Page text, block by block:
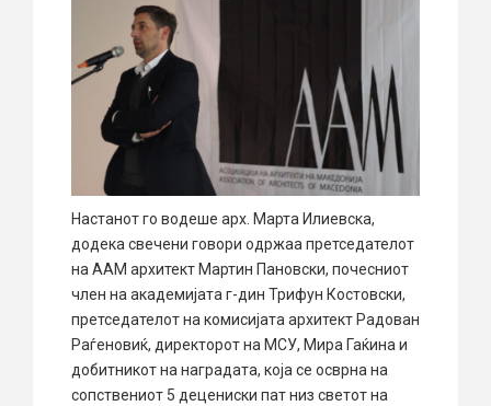
Настанот го водеше арх. Марта Илиевска,
додека свечени говори одржаа претседателот
на ААМ архитект Мартин Пановски, почесниот
член на академијата г-дин Трифун Костовски,
претседателот на комисијата архитект Радован
Раѓеновиќ, директорот на МСУ, Мира Гаќина и
добитникот на наградата, која се осврна на
сопствениот 5 децениски пат низ светот на